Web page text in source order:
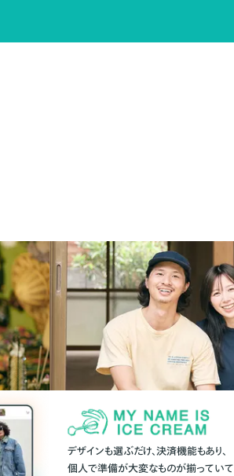
デザインも選ぶだけ、決済機能もあり、
個人で準備が大変なものが揃っていて